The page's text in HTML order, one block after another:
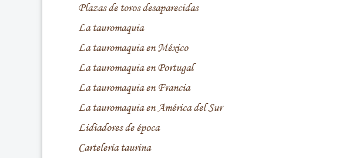
Plazas de toros desaparecidas
La tauromaquia
La tauromaquia en México
La tauromaquia en Portugal
La tauromaquia en Francia
La tauromaquia en América del Sur
Lidiadores de época
Cartelería taurina